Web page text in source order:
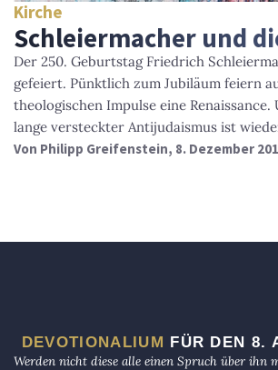
Kirche
Schleiermacher und
Der 250. Geburtstag Friedrich
gefeiert. Pünktlich zum Jubiläum feiern
theologischen Impulse eine Renaissance.
lange versteckter Antijudaismus ist
Von Philipp Greifenstein, 8. Dezember
DEVOTIONALIUM FÜR DEN 8.
Werden nicht diese alle einen Spruch über ihn